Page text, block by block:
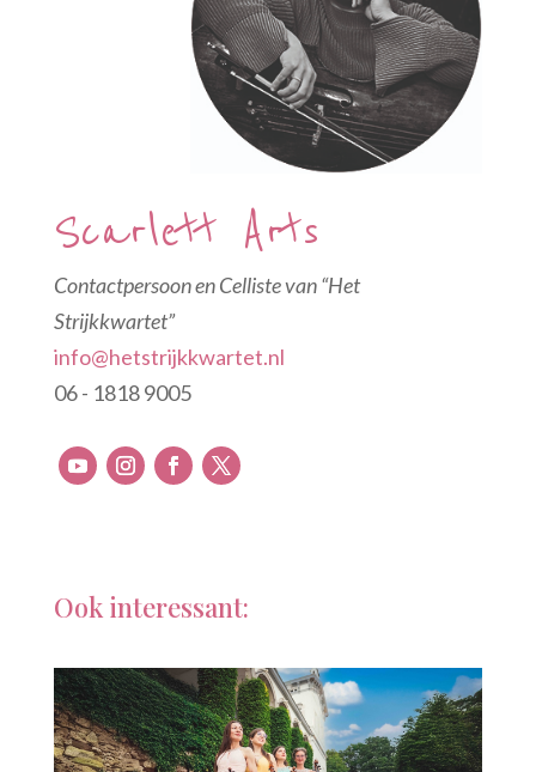
Scarlett Arts
Contactpersoon en Celliste van “Het
Strijkkwartet”
info@hetstrijkkwartet.nl
06 - 1818 9005
Ook interessant: